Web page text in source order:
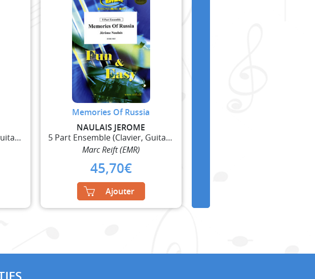
5 Part Ensemble (Clavier, Guitare et Percussions)
Memories Of Russia
NAULAIS JEROME
5 Part Ensemble (Clavier, Guitare et Percussions)
Marc Reift (EMR)
45,70€
Ajouter